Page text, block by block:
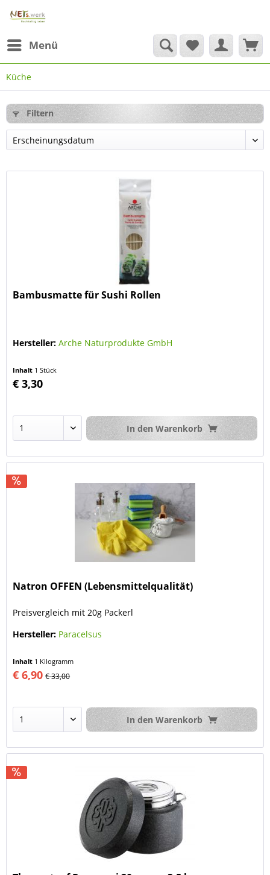
Menü
Küche
Filtern
Bambusmatte für Sushi Rollen
Hersteller: Arche Naturprodukte GmbH
Inhalt 1 Stück
€ 3,30
In den Warenkorb
Natron OFFEN (Lebensmittelqualität)
Preisvergleich mit 20g Packerl
Hersteller: Paracelsus
Inhalt 1 Kilogramm
€ 6,90 € 33,00
In den Warenkorb